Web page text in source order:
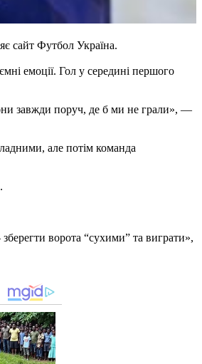
сайт Футбол Україна.
емоції. Гол у середині першого
завжди поруч, де б ми не грали», —
але потім команда
ворота “сухими” та виграти»,